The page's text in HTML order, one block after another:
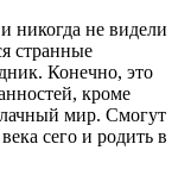
никогда не видели
странные
Конечно, это
кроме
мир. Смогут
сего и родить в